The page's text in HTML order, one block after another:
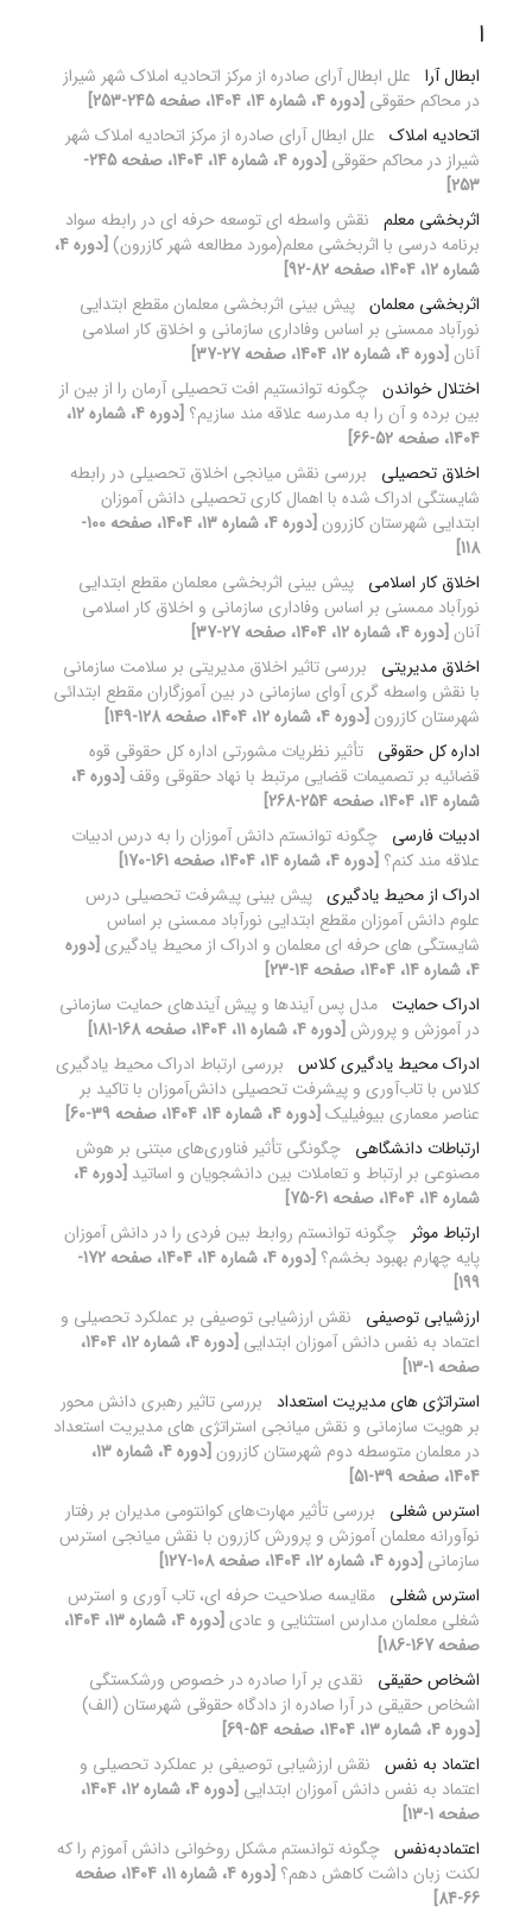
ا
ابطال آرا علل ابطال آرای صادره از مرکز اتحادیه املاک شهر شیراز
در محاکم حقوقی [دوره 4، شماره 14، 1404، صفحه 245-253]
اتحادیه املاک علل ابطال آرای صادره از مرکز اتحادیه املاک شهر
شیراز در محاکم حقوقی
[دوره 4، شماره 14، 1404، صفحه 245-
253]
اثربخشی معلم نقش واسطه ای توسعه حرفه ای در رابطه سواد
برنامه درسی با اثربخشی معلم(مورد مطالعه شهر کازرون)
[دوره 4،
شماره 12، 1404، صفحه 82-92]
اثربخشی معلمان پیش بینی اثربخشی معلمان مقطع ابتدایی
نورآباد ممسنی بر اساس وفاداری سازمانی و اخلاق کار اسلامی
آنان [دوره 4، شماره 12، 1404، صفحه 27-37]
اختلال خواندن چگونه توانستیم افت تحصیلی آرمان را از بین از
بین برده و آن را به مدرسه علاقه مند سازیم؟
[دوره 4، شماره 12،
1404، صفحه 52-66]
اخلاق تحصیلی
بررسی نقش میانجی اخلاق تحصیلی در رابطه
شایستگی ادراک شده با اهمال کاری تحصیلی دانش آموزان
ابتدایی شهرستان کازرون
[دوره 4، شماره 13، 1404، صفحه 100-
118]
اخلاق کار اسلامی پیش بینی اثربخشی معلمان مقطع ابتدایی
نورآباد ممسنی بر اساس وفاداری سازمانی و اخلاق کار اسلامی
آنان [دوره 4، شماره 12، 1404، صفحه 27-37]
اخلاق مدیریتی
بررسی تاثیر اخلاق مدیریتی بر سلامت سازمانی
با نقش واسطه گری آوای سازمانی در بین آموزگاران مقطع ابتدائی
شهرستان کازرون [دوره 4، شماره 12، 1404، صفحه 128-149]
اداره کل حقوقی تأثیر نظریات مشورتی اداره کل حقوقی قوه
قضائیه بر تصمیمات قضایی مرتبط با نهاد حقوقی وقف
[دوره 4،
شماره 14، 1404، صفحه 254-268]
ادبیات فارسی چگونه توانستم دانش آموزان را به درس ادبیات
علاقه مند کنم؟ [دوره 4، شماره 14، 1404، صفحه 161-170]
ادراک از محیط یادگیری پیش بینی پیشرفت تحصیلی درس
علوم دانش آموزان مقطع ابتدایی نورآباد ممسنی بر اساس
شایستگی های حرفه ای معلمان و ادراک از محیط یادگیری [دوره
4، شماره 14، 1404، صفحه 14-23]
ادراک حمایت مدل پس آیندها و پیش آیندهای حمایت سازمانی
در آموزش و پرورش [دوره 4، شماره 11، 1404، صفحه 168-181]
ادراک محیط یادگیری کلاس بررسی ارتباط ادراک محیط یادگیری
کلاس با تاب‌آوری و پیشرفت تحصیلی دانش‌آموزان با تاکید بر
عناصر معماری بیوفیلیک [دوره 4، شماره 14، 1404، صفحه 39-60]
ارتباطات دانشگاهی چگونگی تأثیر فناوری‌های مبتنی بر هوش
مصنوعی بر ارتباط و تعاملات بین دانشجویان و اساتید
[دوره 4،
شماره 14، 1404، صفحه 61-75]
ارتباط موثر چگونه توانستم روابط بین فردی را در دانش آموزان
پایه چهارم بهبود بخشم؟
[دوره 4، شماره 14، 1404، صفحه 172-
199]
ارزشیابی توصیفی
نقش ارزشیابی توصیفی بر عملکرد تحصیلی و
اعتماد به نفس دانش آموزان ابتدایی
[دوره 4، شماره 12، 1404،
صفحه 1-13]
استراتژی های مدیریت استعداد بررسی تاثیر رهبری دانش محور
بر هویت سازمانی و نقش میانجی استراتژی های مدیریت استعداد
در معلمان متوسطه دوم شهرستان کازرون
[دوره 4، شماره 13،
1404، صفحه 39-51]
استرس شغلی
بررسی تأثیر مهارت‌های کوانتومی مدیران بر رفتار
نوآورانه معلمان آموزش و پرورش کازرون با نقش میانجی استرس
سازمانی [دوره 4، شماره 12، 1404، صفحه 108-127]
استرس شغلی مقایسه صلاحیت حرفه ای، تاب آوری و استرس
شغلی معلمان مدارس استثنایی و عادی
[دوره 4، شماره 13، 1404،
صفحه 167-186]
اشخاص حقیقی
نقدی بر آرا صادره در خصوص ورشکستگی
اشخاص حقیقی در آرا صادره از دادگاه حقوقی شهرستان (الف)
[دوره 4، شماره 13، 1404، صفحه 54-69]
اعتماد به نفس نقش ارزشیابی توصیفی بر عملکرد تحصیلی و
اعتماد به نفس دانش آموزان ابتدایی
[دوره 4، شماره 12، 1404،
صفحه 1-13]
اعتمادبه‌نفس چگونه توانستم مشکل روخوانی دانش آموزم را که
لکنت زبان داشت کاهش دهم؟
[دوره 4، شماره 11، 1404، صفحه
66-84]